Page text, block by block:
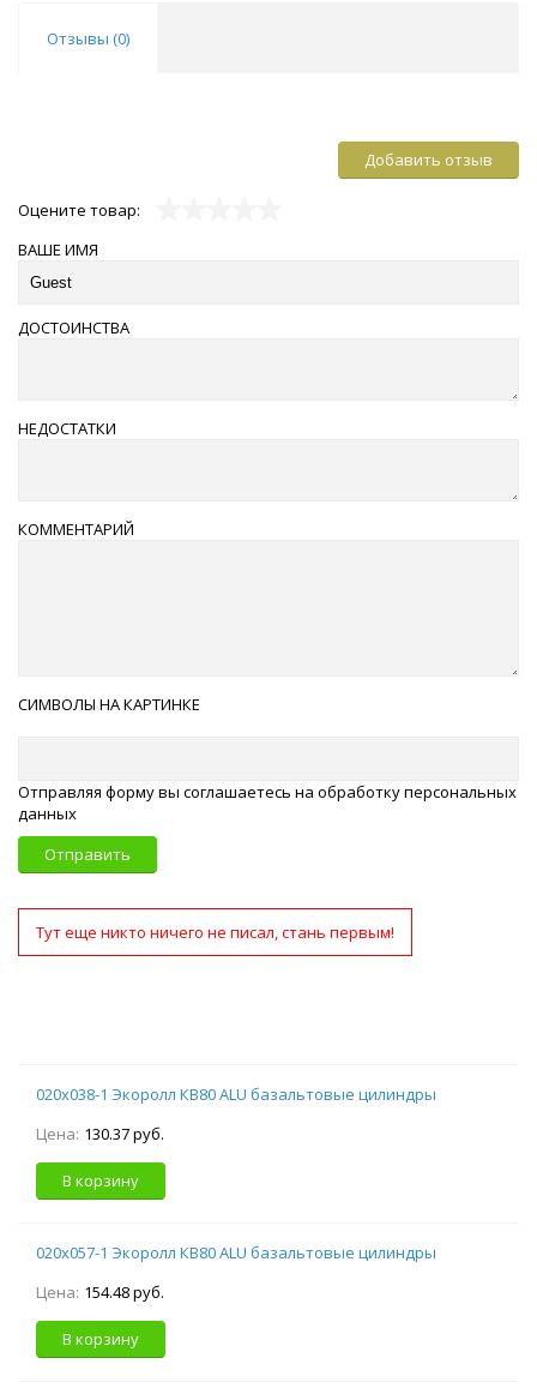
Отзывы (0)
Добавить отзыв
Оцените товар:
ВАШЕ ИМЯ
ДОСТОИНСТВА
НЕДОСТАТКИ
КОММЕНТАРИЙ
СИМВОЛЫ НА КАРТИНКЕ
Отправляя форму вы соглашаетесь на обработку персональных
данных
Отправить
Тут еще никто ничего не писал, стань первым!
020х038-1 Экоролл КВ80 ALU базальтовые цилиндры
Цена: 130.37 руб.
В корзину
020х057-1 Экоролл КВ80 ALU базальтовые цилиндры
Цена: 154.48 руб.
В корзину